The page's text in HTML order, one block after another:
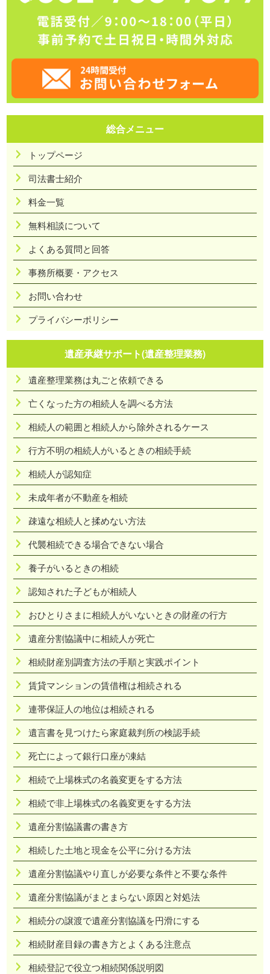
総合メニュー
トップページ
司法書士紹介
料金一覧
無料相談について
よくある質問と回答
事務所概要・アクセス
お問い合わせ
プライバシーポリシー
遺産承継サポート(遺産整理業務)
遺産整理業務は丸ごと依頼できる
亡くなった方の相続人を調べる方法
相続人の範囲と相続人から除外されるケース
行方不明の相続人がいるときの相続手続
相続人が認知症
未成年者が不動産を相続
疎遠な相続人と揉めない方法
代襲相続できる場合できない場合
養子がいるときの相続
認知された子どもが相続人
おひとりさまに相続人がいないときの財産の行方
遺産分割協議中に相続人が死亡
相続財産別調査方法の手順と実践ポイント
賃貸マンションの賃借権は相続される
連帯保証人の地位は相続される
遺言書を見つけたら家庭裁判所の検認手続
死亡によって銀行口座が凍結
相続で上場株式の名義変更をする方法
相続で非上場株式の名義変更をする方法
遺産分割協議書の書き方
相続した土地と現金を公平に分ける方法
遺産分割協議やり直しが必要な条件と不要な条件
遺産分割協議がまとまらない原因と対処法
相続分の譲渡で遺産分割協議を円滑にする
相続財産目録の書き方とよくある注意点
相続登記で役立つ相続関係説明図